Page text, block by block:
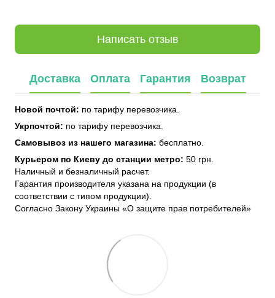
Написать отзыв
Доставка Оплата Гарантия Возврат
Новой почтой: по тарифу перевозчика.
Укрпочтой: по тарифу перевозчика.
Самовывоз из нашего магазина: бесплатно.
Курьером по Киеву до станции метро: 50 грн.
Наличный и безналичный расчет.
Гарантия производителя указана на продукции (в
соответствии с типом продукции).
Согласно Закону Украины «О защите прав потребителей»